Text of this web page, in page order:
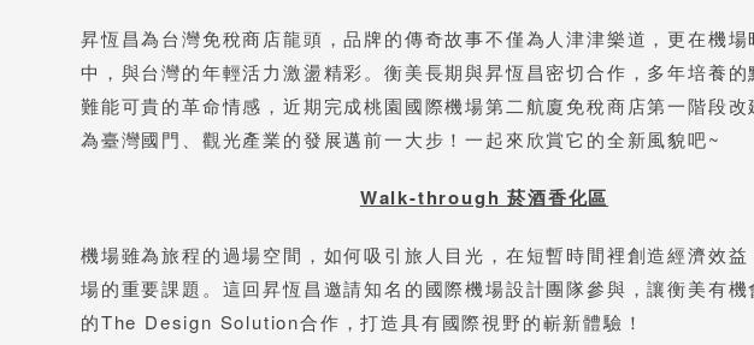
昇恆昌為台灣免稅商店龍頭，品牌的傳奇故事不僅為人津津樂道，更在機
中，與台灣的年輕活力激盪精彩。衡美長期與昇恆昌密切合作，多年培養
難能可貴的革命情感，近期完成桃園國際機場第二航廈免稅商店第一階段
為臺灣國門、觀光產業的發展邁前一大步！一起來欣賞它的全新風貌吧~
Walk-through 菸酒香化區
機場雖為旅程的過場空間，如何吸引旅人目光，在短暫時間裡創造經濟效
場的重要課題。這回昇恆昌邀請知名的國際機場設計團隊參與，讓衡美有
的The Design Solution合作，打造具有國際視野的嶄新體驗！